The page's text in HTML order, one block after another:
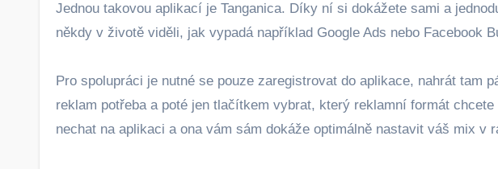
Jednou takovou aplikací je Tanganica. Díky ní si dokážete sami a
někdy v životě viděli, jak vypadá například Google Ads nebo Facebook
Pro spolupráci je nutné se pouze zaregistrovat do aplikace, nahrát tam
reklam potřeba a poté jen tlačítkem vybrat, který reklamní formát
nechat na aplikaci a ona vám sám dokáže optimálně nastavit váš mix v